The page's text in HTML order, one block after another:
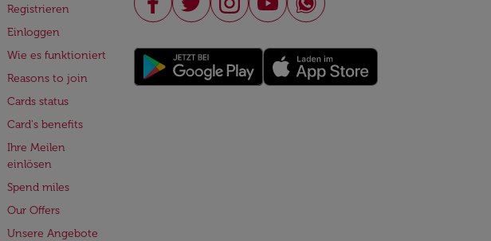
Registrieren
Einloggen
Wie es funktioniert
Reasons to join
Cards status
Card's benefits
Ihre Meilen
einlösen
Spend miles
Our Offers
Unsere Angebote